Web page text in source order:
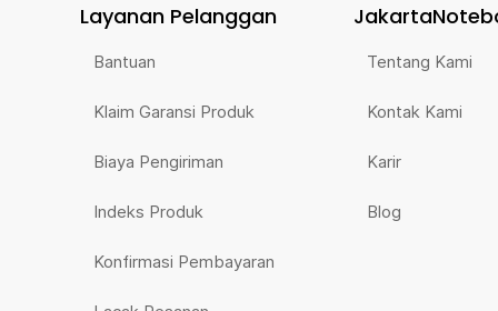
Layanan Pelanggan
Bantuan
Klaim Garansi Produk
Biaya Pengiriman
Indeks Produk
Konfirmasi Pembayaran
Tentang Kami
Kontak Kami
Karir
Blog